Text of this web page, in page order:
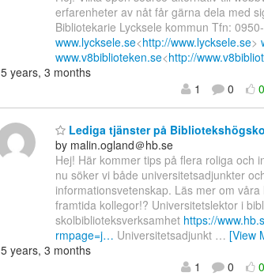
erfarenheter av nåt får gärna dela med
Bibliotekarie Lycksele kommun Tfn:
www.lycksele.se<http://www.lycksele.se>
www.v8biblioteken.se<http://
5 years, 3 months
1
0 0
Lediga tjänster på
by malin.ogland＠hb.se
Hej! Här kommer tips på flera roliga och
nu söker vi både universitetsadjunkter
informationsvetenskap. Läs mer om
framtida kollegor!? Universitetslektor i
skolbiblioteksverksamhet https://
rmpage=j… Universitetsadjunkt … [View
5 years, 3 months
1
0 0